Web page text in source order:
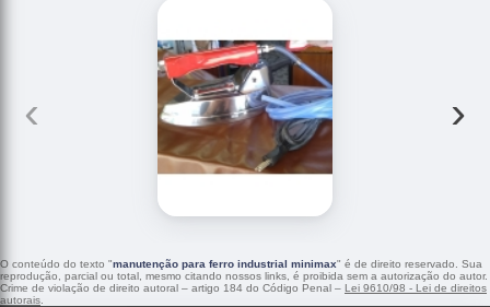
‹ ›
O conteúdo do texto "manutenção para ferro industrial minimax" é de direito reservado. Sua
reprodução, parcial ou total, mesmo citando nossos links, é proibida sem a autorização do autor.
Crime de violação de direito autoral – artigo 184 do Código Penal – Lei 9610/98 - Lei de direitos
autorais